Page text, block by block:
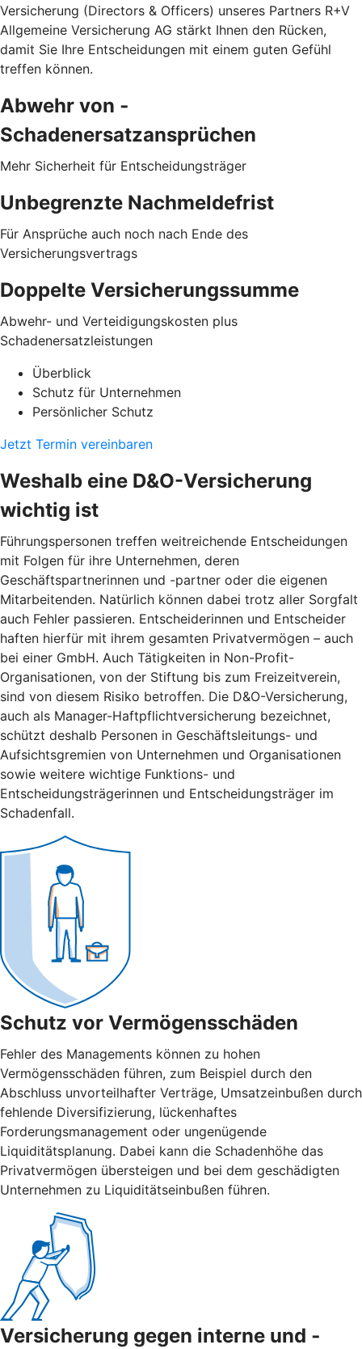
Versicherung (Directors & Officers) unseres Partners R+V
Allgemeine Versicherung AG stärkt Ihnen den Rücken,
damit Sie Ihre Entscheidungen mit einem guten Gefühl
treffen können.
Abwehr von ­
Schadenersatzansprüchen
Mehr Sicherheit für Entscheidungsträger
Unbegrenzte Nachmeldefrist
Für Ansprüche auch noch nach Ende des
Versicherungsvertrags
Doppelte Versicherungssumme
Abwehr- und Verteidigungskosten plus
Schadenersatzleistungen
Überblick
Schutz für Unternehmen
Persönlicher Schutz
Jetzt Termin vereinbaren
Weshalb eine D&O-Versicherung
wichtig ist
Führungspersonen treffen weitreichende Entscheidungen
mit Folgen für ihre Unternehmen, deren
Geschäftspartnerinnen und -partner oder die eigenen
Mitarbeitenden. Natürlich können dabei trotz aller Sorgfalt
auch Fehler passieren. Entscheiderinnen und Entscheider
haften hierfür mit ihrem gesamten Privatvermögen – auch
bei einer GmbH. Auch Tätigkeiten in Non-Profit-
Organisationen, von der Stiftung bis zum Freizeitverein,
sind von diesem Risiko betroffen. Die D&O-Versicherung,
auch als Manager-Haftpflichtversicherung bezeichnet,
schützt deshalb Personen in Geschäftsleitungs- und
Aufsichtsgremien von Unternehmen und Organisationen
sowie weitere wichtige Funktions- und
Entscheidungsträgerinnen und Entscheidungsträger im
Schadenfall.
Schutz vor Vermögensschäden
Fehler des Managements können zu hohen
Vermögensschäden führen, zum Beispiel durch den
Abschluss unvorteilhafter Verträge, Umsatzeinbußen durch
fehlende Diversifizierung, lückenhaftes
Forderungsmanagement oder ungenügende
Liquiditätsplanung. Dabei kann die Schadenhöhe das
Privatvermögen übersteigen und bei dem geschädigten
Unternehmen zu Liquiditätseinbußen führen.
Versicherung gegen interne und ­